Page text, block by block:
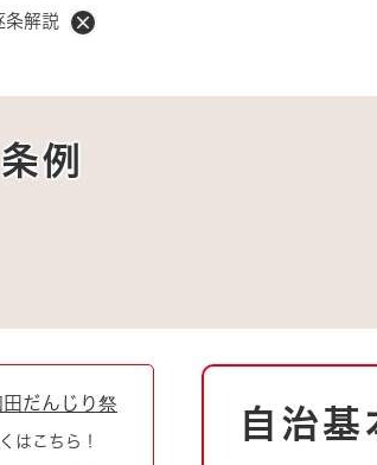
救急・消防
上水道・下水道
まちづくり
国際交流
環境
市政
条解説
例
自治
田だんじり祭
はこちら！